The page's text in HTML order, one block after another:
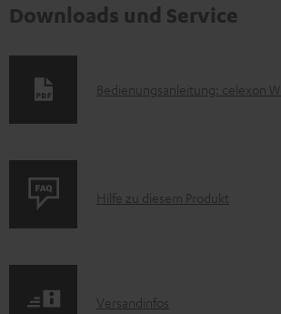
Downloads und Service
D
m
Bedienungsanleitung: celexon
P
u
Hilfe zu diesem Produkt
IVersandinfos